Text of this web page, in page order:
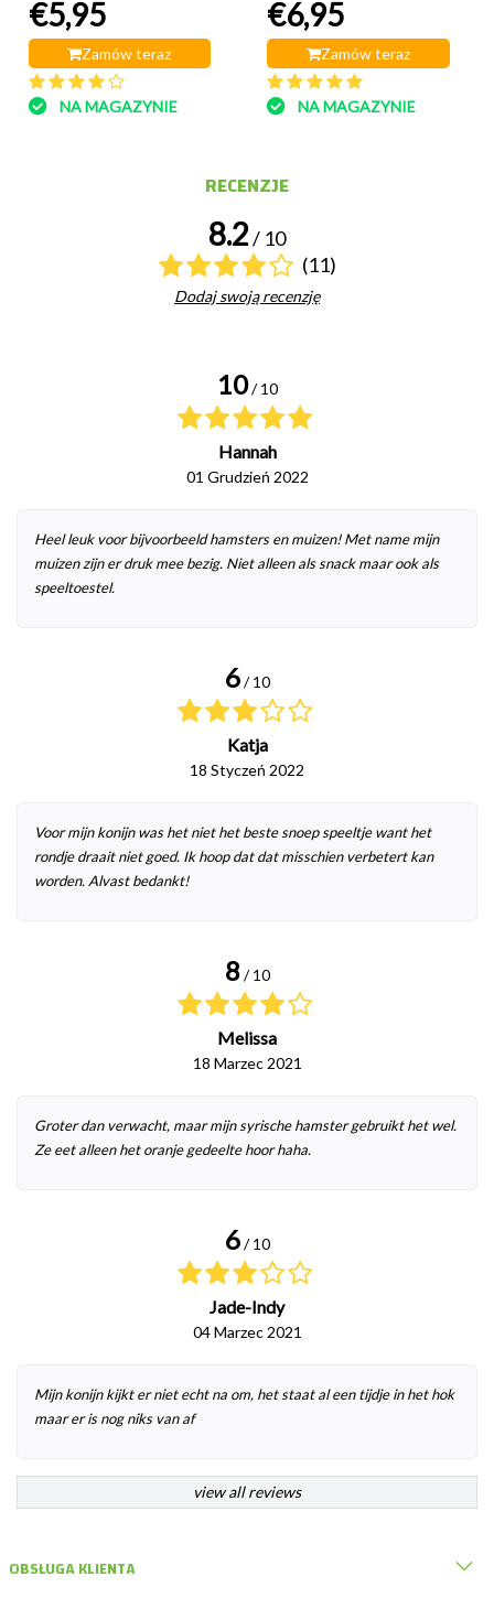
€5,95
Zamów teraz
NA MAGAZYNIE
marchewką i pietruszką
€6,95
Zamów teraz
NA MAGAZYNIE
RECENZJE
8.2/ 10
(11)
Dodaj swoją recenzję
10 / 10
Hannah
01 Grudzień 2022
Heel leuk voor bijvoorbeeld hamsters en muizen! Met name mijn
muizen zijn er druk mee bezig. Niet alleen als snack maar ook als
speeltoestel.
6 / 10
Katja
18 Styczeń 2022
Voor mijn konijn was het niet het beste snoep speeltje want het
rondje draait niet goed. Ik hoop dat dat misschien verbetert kan
worden. Alvast bedankt!
8 / 10
Melissa
18 Marzec 2021
Groter dan verwacht, maar mijn syrische hamster gebruikt het wel.
Ze eet alleen het oranje gedeelte hoor haha.
6 / 10
Jade-Indy
04 Marzec 2021
Mijn konijn kijkt er niet echt na om, het staat al een tijdje in het hok
maar er is nog niks van af
view all reviews
OBSŁUGA KLIENTA